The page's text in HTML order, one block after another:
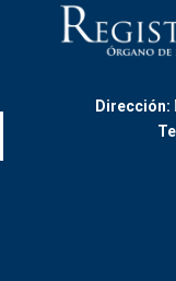
Dirección: